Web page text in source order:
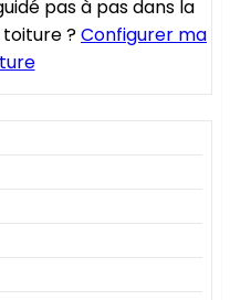
pas à pas dans la
?Configurer ma